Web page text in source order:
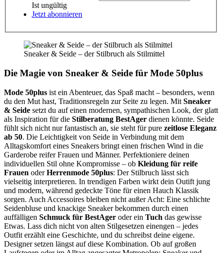
Ist ungültig
Jetzt abonnieren
Sneaker & Seide – der Stilbruch als Stilmittel
Die Magie von Sneaker & Seide für Mode 50plus
Mode 50plus ist ein Abenteuer, das Spaß macht – besonders, wenn
du den Mut hast, Traditionsregeln zur Seite zu legen. Mit Sneaker
& Seide setzt du auf einen modernen, sympathischen Look, der glatt
als Inspiration für die Stilberatung BestAger dienen könnte. Seide
fühlt sich nicht nur fantastisch an, sie steht für pure zeitlose Eleganz
ab 50. Die Leichtigkeit von Seide in Verbindung mit dem
Alltagskomfort eines Sneakers bringt einen frischen Wind in die
Garderobe reifer Frauen und Männer. Perfektioniere deinen
individuellen Stil ohne Kompromisse – ob Kleidung für reife
Frauen oderHerrenmode 50plus: Der Stilbruch lässt sich
vielseitig interpretieren. In trendigen Farben wirkt dein Outift jung
und modern, während gedeckte Töne für einen Hauch Klassik
sorgen. Auch Accessoires bleiben nicht außer Acht: Eine schlichte
Seidenbluse und knackige Sneaker bekommen durch einen
auffälligen Schmuck für BestAger oder ein Tuch das gewisse
Etwas. Lass dich nicht von alten Stilgesetzen einengen – jedes
Outfit erzählt eine Geschichte, und du schreibst deine eigene.
Designer setzen längst auf diese Kombination. Ob auf großen